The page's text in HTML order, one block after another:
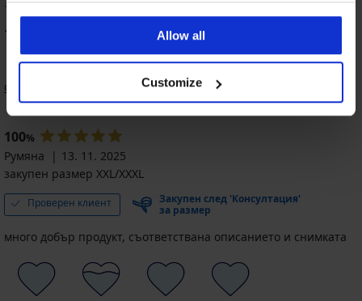
Allow all
Customize
1 оценили продукта
100 от клиентите, препоръчват продукта
Сортиране
100%
Румяна
13. 11. 2025
закупен размер XXL/XXXL
Проверен клиент
Закупен след 'Консултация'
за размер
много добър продукт, съответствана описанието и снимката